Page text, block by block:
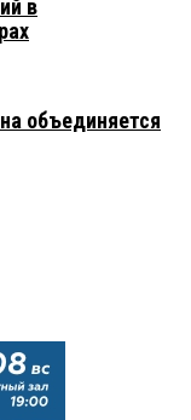
в
объединяется